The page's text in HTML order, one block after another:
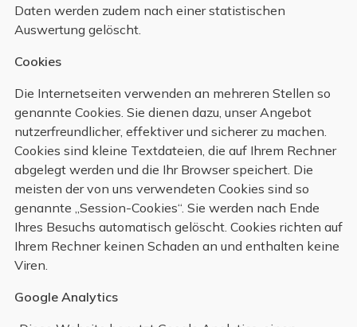
Daten werden zudem nach einer statistischen
Auswertung gelöscht.
Cookies
Die Internetseiten verwenden an mehreren Stellen so
genannte Cookies. Sie dienen dazu, unser Angebot
nutzerfreundlicher, effektiver und sicherer zu machen.
Cookies sind kleine Textdateien, die auf Ihrem Rechner
abgelegt werden und die Ihr Browser speichert. Die
meisten der von uns verwendeten Cookies sind so
genannte „Session-Cookies“. Sie werden nach Ende
Ihres Besuchs automatisch gelöscht. Cookies richten auf
Ihrem Rechner keinen Schaden an und enthalten keine
Viren.
Google Analytics